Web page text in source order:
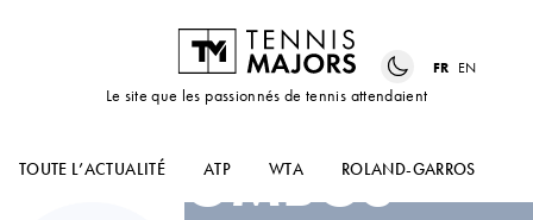
Le site que les passionnés de tennis attendaient
FR EN
TOUTE L’ACTUALITÉ ATP WTA ROLAND-GARROS
NORBERT
GOMBOS